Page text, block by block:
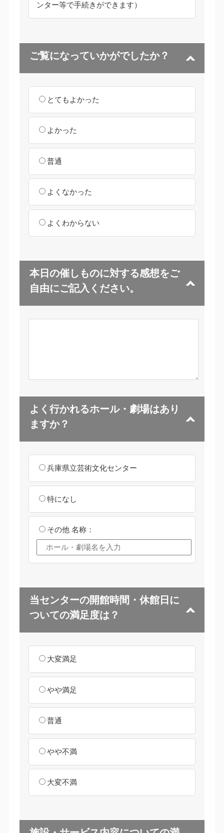
ンター等で手続きができます）
ご覧になっていかがでしたか？
とてもよかった
よかった
普通
よくなかった
よくわからない
本日の催しものに対する感想をご
自由にご記入ください。
よく行かれるホール・劇場はあり
ますか？
兵庫県立芸術文化センター
特になし
その他 名称：
当センターの開館時間・休館日に
ついての満足度は？
大変満足
やや満足
普通
やや不満
大変不満